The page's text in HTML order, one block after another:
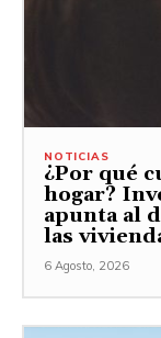
NOTICIAS
¿Por qué
hogar?
apunta al
las
6 Agosto, 2026